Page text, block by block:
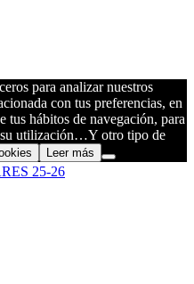
25-26
para analizar nuestros
con tus preferencias, en
tus hábitos de navegación, para
su utilización…Y otro tipo de
Leer más